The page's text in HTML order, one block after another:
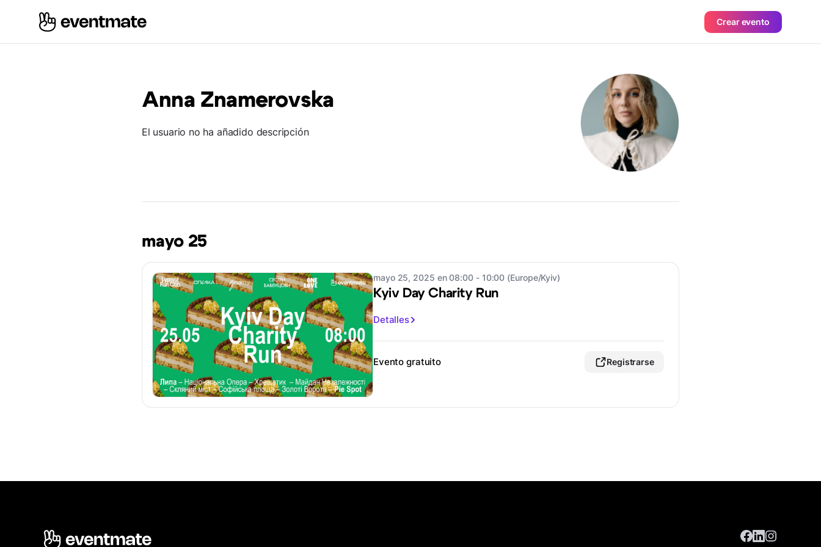
Crear evento
Anna Znamerovska
El usuario no ha añadido descripción
mayo 25
mayo 25, 2025 en 08:00 - 10:00 (Europe/Kyiv)
Kyiv Day Charity Run
Detalles
Evento gratuito Registrarse